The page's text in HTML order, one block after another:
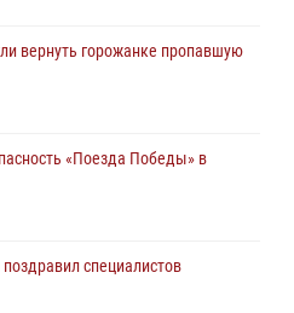
вернуть горожанке пропавшую
«Поезда Победы» в
специалистов